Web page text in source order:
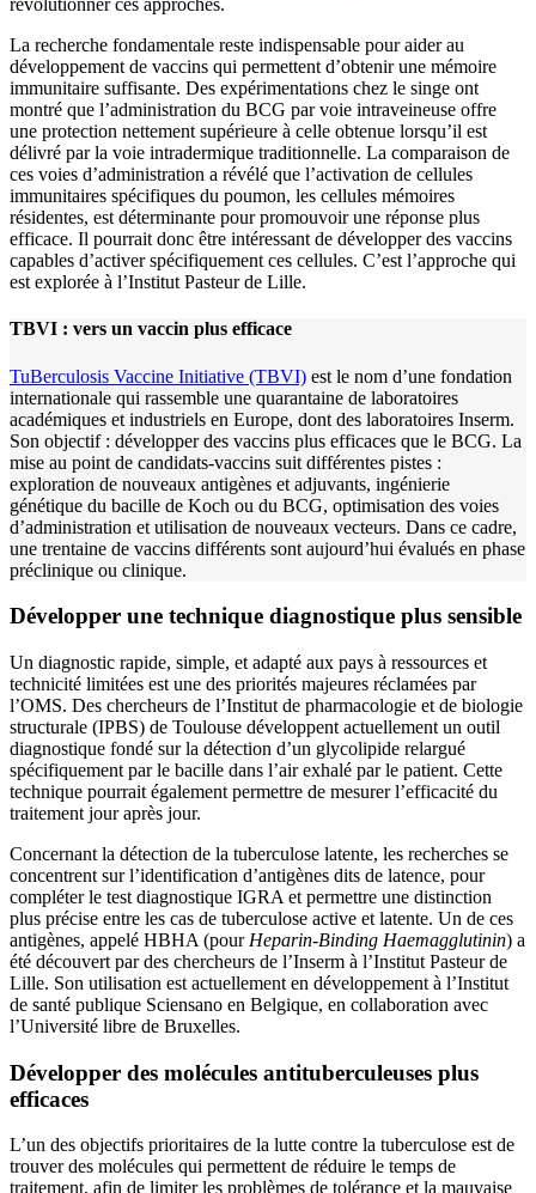
révolutionner ces approches.
La recherche fondamentale reste indispensable pour aider au
développement de vaccins qui permettent d’obtenir une mémoire
immunitaire suffisante. Des expérimentations chez le singe ont
montré que l’administration du BCG par voie intraveineuse offre
une protection nettement supérieure à celle obtenue lorsqu’il est
délivré par la voie intradermique traditionnelle. La comparaison de
ces voies d’administration a révélé que l’activation de cellules
immunitaires spécifiques du poumon, les cellules mémoires
résidentes, est déterminante pour promouvoir une réponse plus
efficace. Il pourrait donc être intéressant de développer des vaccins
capables d’activer spécifiquement ces cellules. C’est l’approche qui
est explorée à l’Institut Pasteur de Lille.
TBVI : vers un vaccin plus efficace
TuBerculosis Vaccine Initiative (TBVI) est le nom d’une fondation
internationale qui rassemble une quarantaine de laboratoires
académiques et industriels en Europe, dont des laboratoires Inserm.
Son objectif : développer des vaccins plus efficaces que le BCG. La
mise au point de candidats-vaccins suit différentes pistes :
exploration de nouveaux antigènes et adjuvants, ingénierie
génétique du bacille de Koch ou du BCG, optimisation des voies
d’administration et utilisation de nouveaux vecteurs. Dans ce cadre,
une trentaine de vaccins différents sont aujourd’hui évalués en phase
préclinique ou clinique.
Développer une technique diagnostique plus sensible
Un diagnostic rapide, simple, et adapté aux pays à ressources et
technicité limitées est une des priorités majeures réclamées par
l’OMS. Des chercheurs de l’Institut de pharmacologie et de biologie
structurale (IPBS) de Toulouse développent actuellement un outil
diagnostique fondé sur la détection d’un glycolipide relargué
spécifiquement par le bacille dans l’air exhalé par le patient. Cette
technique pourrait également permettre de mesurer l’efficacité du
traitement jour après jour.
Concernant la détection de la tuberculose latente, les recherches se
concentrent sur l’identification d’antigènes dits de latence, pour
compléter le test diagnostique IGRA et permettre une distinction
plus précise entre les cas de tuberculose active et latente. Un de ces
antigènes, appelé HBHA (pour Heparin-Binding Haemagglutinin) a
été découvert par des chercheurs de l’Inserm à l’Institut Pasteur de
Lille. Son utilisation est actuellement en développement à l’Institut
de santé publique Sciensano en Belgique, en collaboration avec
l’Université libre de Bruxelles.
Développer des molécules antituberculeuses plus
efficaces
L’un des objectifs prioritaires de la lutte contre la tuberculose est de
trouver des molécules qui permettent de réduire le temps de
traitement, afin de limiter les problèmes de tolérance et la mauvaise